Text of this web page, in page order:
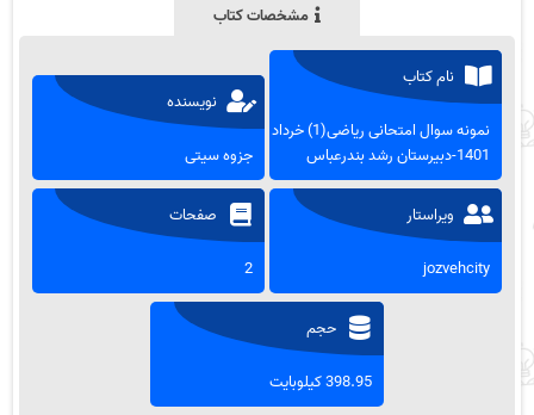
مشخصات کتاب
نام کتاب
نمونه سوال امتحانی ریاضی(1) خرداد
1401-دبیرستان رشد بندرعباس
نویسنده
جزوه سیتی
ویراستار
jozvehcity
صفحات
2
حجم
398.95 کیلوبایت